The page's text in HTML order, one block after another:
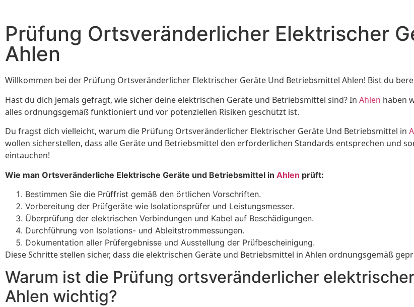
Prüfung Ortsveränderlicher Elektrischer
Ahlen
Willkommen bei der Prüfung Ortsveränderlicher Elektrischer Geräte Und Betriebsmittel Ahlen! Bist du
Hast du dich jemals gefragt, wie sicher deine elektrischen Geräte und Betriebsmittel sind? In Ahlen haben
alles ordnungsgemäß funktioniert und vor potenziellen Risiken geschützt ist.
Du fragst dich vielleicht, warum die Prüfung Ortsveränderlicher Elektrischer Geräte Und Betriebsmittel in
wollen sicherstellen, dass alle Geräte und Betriebsmittel den erforderlichen Standards entsprechen und
eintauchen!
Wie man Ortsveränderliche Elektrische Geräte und Betriebsmittel in Ahlen prüft:
Bestimmen Sie die Prüffrist gemäß den örtlichen Vorschriften.
Vorbereitung der Prüfgeräte wie Isolationsprüfer und Leistungsmesser.
Überprüfung der elektrischen Verbindungen und Kabel auf Beschädigungen.
Durchführung von Isolations- und Ableitstrommessungen.
Dokumentation aller Prüfergebnisse und Ausstellung der Prüfbescheinigung.
Diese Schritte stellen sicher, dass die elektrischen Geräte und Betriebsmittel in Ahlen ordnungsgemäß
Warum ist die Prüfung ortsveränderlicher
Ahlen wichtig?